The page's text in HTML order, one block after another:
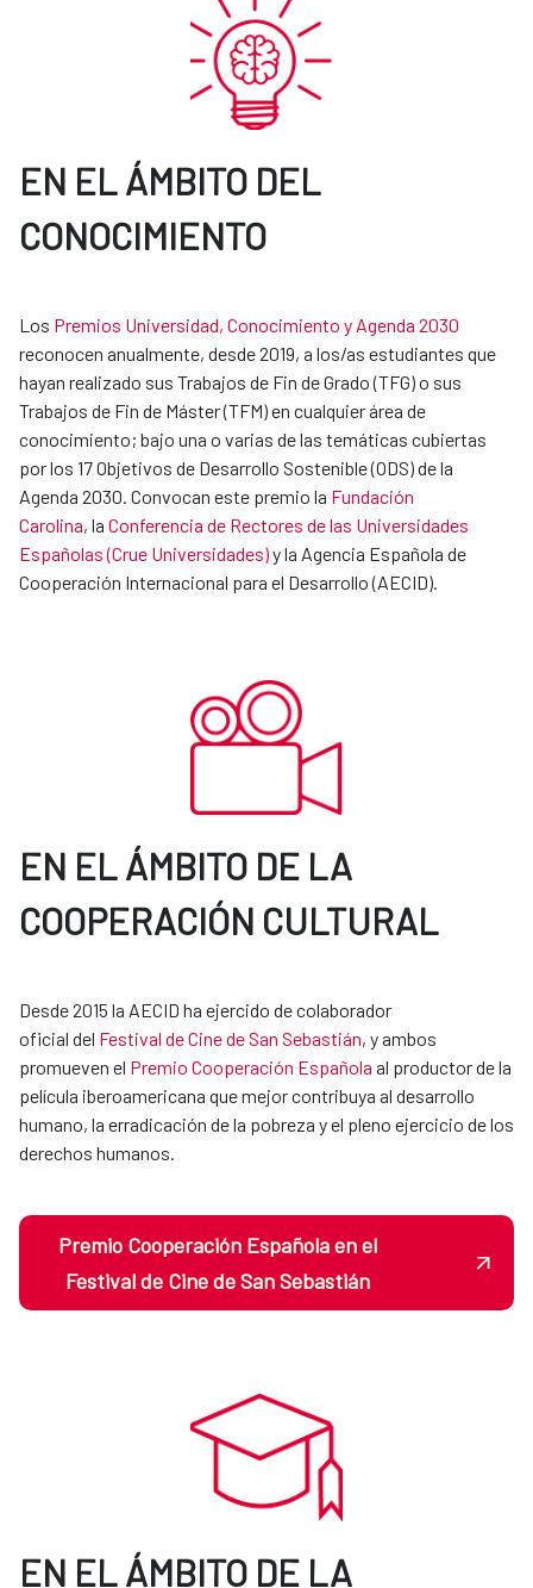
EN EL ÁMBITO DEL
CONOCIMIENTO
Los Premios Universidad, Conocimiento y Agenda 2030
reconocen anualmente, desde 2019, a los/as estudiantes que
hayan realizado sus Trabajos de Fin de Grado (TFG) o sus
Trabajos de Fin de Máster (TFM) en cualquier área de
conocimiento; bajo una o varias de las temáticas cubiertas
por los 17 Objetivos de Desarrollo Sostenible (ODS) de la
Agenda 2030. Convocan este premio la Fundación
Carolina, la Conferencia de Rectores de las Universidades
Españolas (Crue Universidades)y la Agencia Española de
Cooperación Internacional para el Desarrollo (AECID).
EN EL ÁMBITO DE LA
COOPERACIÓN CULTURAL
Desde 2015 la AECID ha ejercido de colaborador
oficial del Festival de Cine de San Sebastián, y ambos
promueven el Premio Cooperación Española al productor de la
película iberoamericana que mejor contribuya al desarrollo
humano, la erradicación de la pobreza y el pleno ejercicio de los
derechos humanos.
Premio Cooperación Española en el
Festival de Cine de San Sebastián
EN EL ÁMBITO DE LA